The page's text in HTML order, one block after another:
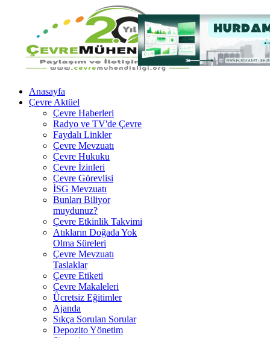
Anasayfa
Çevre Aktüel
Çevre Haberleri
Radyo ve TV'de Çevre
Faydalı Linkler
Çevre Mevzuatı
Çevre Hukuku
Çevre İzinleri
Çevre Görevlisi
İSG Mevzuatı
Bunları Biliyor
muydunuz?
Çevre Etkinlik Takvimi
Atıkların Doğada Yok
Olma Süreleri
Çevre Mevzuatı
Taslaklar
Çevre Etiketi
Çevre Makaleleri
Ücretsiz Eğitimler
Ajanda
Sıkça Sorulan Sorular
Depozito Yönetim